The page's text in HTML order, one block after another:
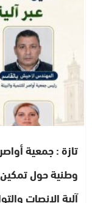
تازة : جمعية
وطنية حول تمكين
آلية الإنصات